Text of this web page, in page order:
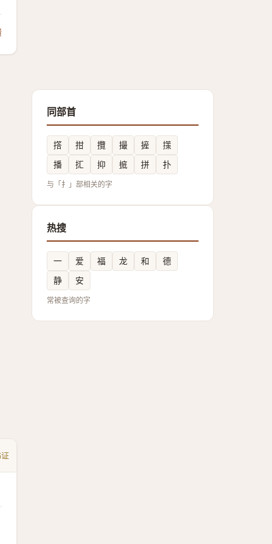
同部首
撘 拑 攬 撮 摌
㩍
播
㧟 抑 掋 拼 扑
与「扌」部相关的字
热搜
一 爱 福 龙 和
德
静
安
常被查询的字